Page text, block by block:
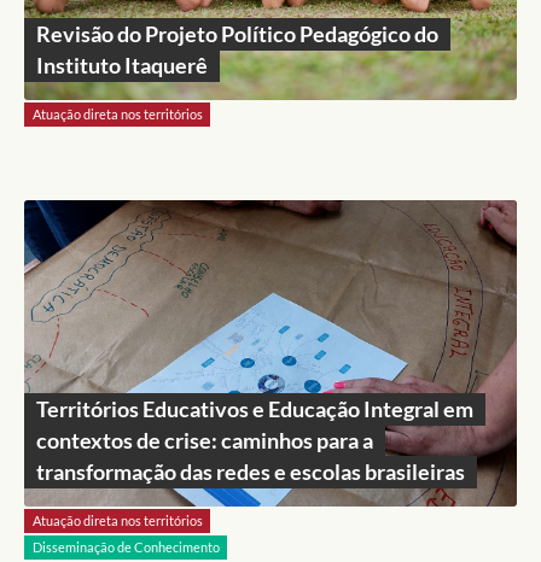
Revisão do Projeto Político Pedagógico do
Instituto Itaquerê
Atuação direta nos territórios
Territórios Educativos e Educação Integral em
contextos de crise: caminhos para a
transformação das redes e escolas brasileiras
Atuação direta nos territórios
Disseminação de Conhecimento